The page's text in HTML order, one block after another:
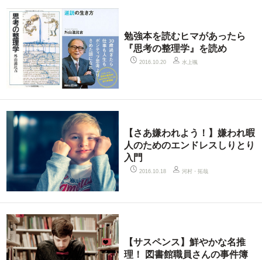
勉強本を読むヒマがあったら
『思考の整理学』を読め
2016.10.20 水上颯
【さあ嫌われよう！】嫌われ暇
人のためのエンドレスしりとり
入門
2016.10.18 河村・拓哉
【サスペンス】鮮やかな名推
理！ 図書館職員さんの事件簿